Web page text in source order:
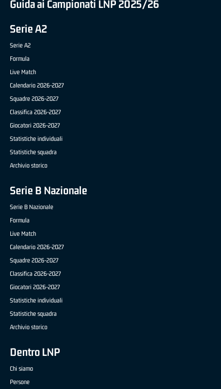
Guida ai Campionati LNP 2025/26
Serie A2
Serie A2
Formula
Live Match
Calendario 2026-2027
Squadre 2026-2027
Classifica 2026-2027
Giocatori 2026-2027
Statistiche individuali
Statistiche squadra
Archivio storico
Serie B Nazionale
Serie B Nazionale
Formula
Live Match
Calendario 2026-2027
Squadre 2026-2027
Classifica 2026-2027
Giocatori 2026-2027
Statistiche individuali
Statistiche squadra
Archivio storico
Dentro LNP
Chi siamo
Persone